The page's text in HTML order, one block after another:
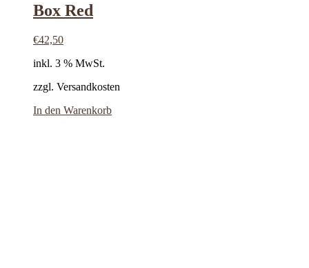
Box Red
€42,50
inkl. 3 % MwSt.
zzgl. Versandkosten
In den Warenkorb